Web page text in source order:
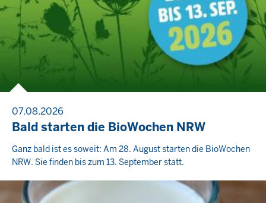
07.08.2026
Bald starten die BioWochen NRW
Ganz bald ist es soweit: Am 28. August starten die BioWochen
NRW. Sie finden bis zum 13. September statt.